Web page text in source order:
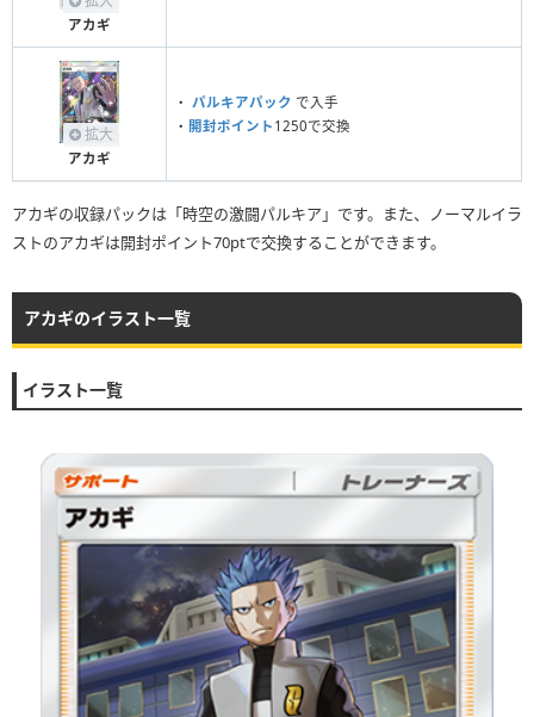
アカギ
拡大
アカギ
・ パルキアパック で入手
・ 開封ポイント 1250で交換
アカギの収録パックは「時空の激闘パルキア」です。また、ノーマルイラ
ストのアカギは開封ポイント70ptで交換することができます。
アカギのイラスト一覧
イラスト一覧